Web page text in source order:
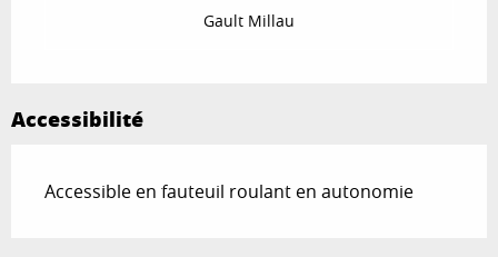
Gault Millau
Accessibilité
Accessible en fauteuil roulant en autonomie